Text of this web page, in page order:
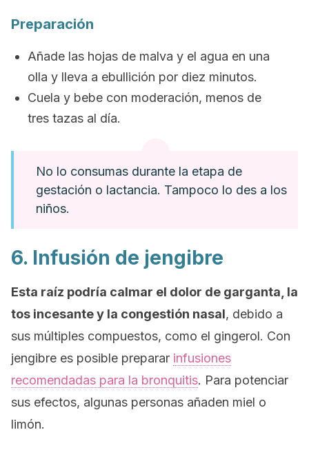
Preparación
Añade las hojas de malva y el agua en una
olla y lleva a ebullición por diez minutos.
Cuela y bebe con moderación, menos de
tres tazas al día.
No lo consumas durante la etapa de
gestación o lactancia. Tampoco lo des a los
niños.
6. Infusión de jengibre
Esta raíz podría calmar el dolor de garganta, la
tos incesante y la congestión nasal, debido a
sus múltiples compuestos, como el gingerol. Con
jengibre es posible preparar infusiones
recomendadas para la bronquitis. Para potenciar
sus efectos, algunas personas añaden miel o
limón.